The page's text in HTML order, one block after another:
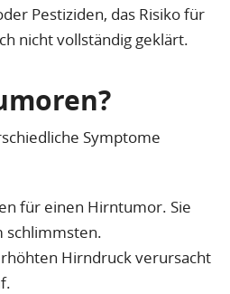
Pestiziden, das Risiko für
nicht vollständig geklärt.
Symptome
für einen Hirntumor. Sie
schlimmsten.
Hirndruck verursacht